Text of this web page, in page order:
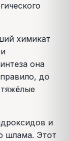
химикат
она
до
и
шлама. Этот